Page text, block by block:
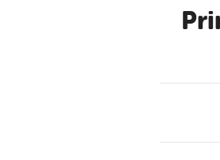
Primeira edição da Copa Euclides Dourado de Basquetebol